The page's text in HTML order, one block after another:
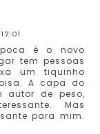
é o novo
tem pessoas
um tiquinho
A capa do
autor de peso,
Mas
para mim.